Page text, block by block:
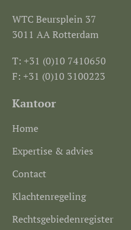
WTC Beursplein 37
3011 AA Rotterdam
T: +31 (0)10 7410650
F: +31 (0)10 3100223
Kantoor
Home
Expertise & advies
Contact
Klachtenregeling
Rechtsgebiedenregister